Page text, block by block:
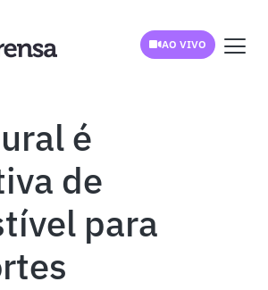
AO VIVO
é
de
para